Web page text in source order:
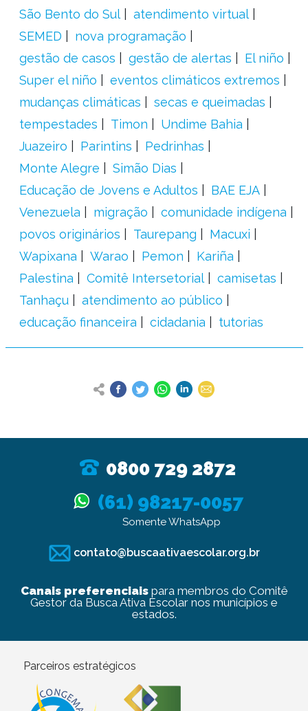
São Bento do Sul
atendimento virtual
SEMED
nova programação
gestão de casos
gestão de alertas
El niño
Super el niño
eventos climáticos extremos
mudanças climáticas
secas e queimadas
tempestades
Timon
Undime Bahia
Juazeiro
Parintins
Pedrinhas
Monte Alegre
Simão Dias
Educação de Jovens e Adultos
BAE EJA
Venezuela
migração
comunidade indígena
povos originários
Taurepang
Macuxi
Wapixana
Warao Pemon
Kariña
Palestina
Comitê Intersetorial
camisetas
Tanhaçu
atendimento ao público
educação financeira
cidadania tutorias
0800 729 2872
(61) 98217-0057
Somente WhatsApp
contato@buscaativaescolar.org.br
Canais preferenciaispara membros do Comitê
Gestor da Busca Ativa Escolar nos municípios e
estados.
Parceiros estratégicos